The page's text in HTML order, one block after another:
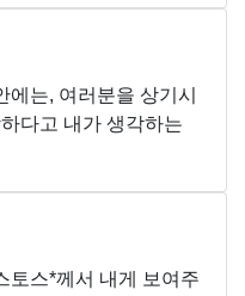
에는, 여러분을 상기시
다고 내가 생각하는
토스*께서 내게 보여주